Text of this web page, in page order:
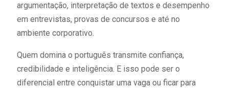
argumentação, interpretação de textos e desempenho
em entrevistas, provas de concursos e até no
ambiente corporativo.
Quem domina o português transmite confiança,
credibilidade e inteligência. E isso pode ser o
diferencial entre conquistar uma vaga ou ficar para